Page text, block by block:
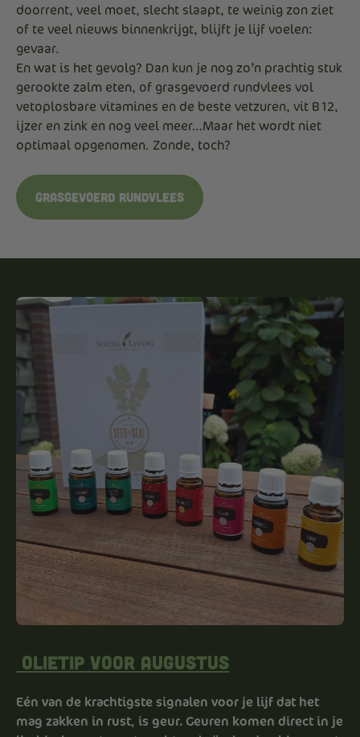
doorrent, veel moet, slecht slaapt, te weinig zon ziet
of te veel nieuws binnenkrijgt, blijft je lijf voelen:
gevaar.
En wat is het gevolg? Dan kun je nog zo’n prachtig stuk
gerookte zalm eten, of grasgevoerd rundvlees vol
vetoplosbare vitamines en de beste vetzuren, vit B12,
ijzer en zink en nog veel meer…Maar het wordt niet
optimaal opgenomen. Zonde, toch?
Grasgevoerd rundvlees
Olietip voor augustus
Eén van de krachtigste signalen voor je lijf dat het
mag zakken in rust, is geur. Geuren komen direct in je